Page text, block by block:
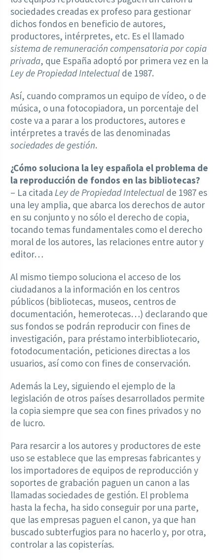
sociedades creadas ex profeso para gestionar
dichos fondos en beneficio de autores,
productores, intérpretes, etc. Es el llamado
sistema de remuneración compensatoria por copia
privada, que España adoptó por primera vez en la
Ley de Propiedad Intelectual de 1987.
Así, cuando compramos un equipo de vídeo, o de
música, o una fotocopiadora, un porcentaje del
coste va a parar a los productores, autores e
intérpretes a través de las denominadas
sociedades de gestión.
¿Cómo soluciona la ley española el problema de
la reproducción de fondos en las bibliotecas?
– La citada Ley de Propiedad Intelectual de 1987 es
una ley amplia, que abarca los derechos de autor
en su conjunto y no sólo el derecho de copia,
tocando temas fundamentales como el derecho
moral de los autores, las relaciones entre autor y
editor…
Al mismo tiempo soluciona el acceso de los
ciudadanos a la información en los centros
públicos (bibliotecas, museos, centros de
documentación, hemerotecas…) declarando que
sus fondos se podrán reproducir con fines de
investigación, para préstamo interbibliotecario,
fotodocumentación, peticiones directas a los
usuarios, así como con fines de conservación.
Además la Ley, siguiendo el ejemplo de la
legislación de otros países desarrollados permite
la copia siempre que sea con fines privados y no
de lucro.
Para resarcir a los autores y productores de este
uso se establece que las empresas fabricantes y
los importadores de equipos de reproducción y
soportes de grabación paguen un canon a las
llamadas sociedades de gestión. El problema
hasta la fecha, ha sido conseguir por una parte,
que las empresas paguen el canon, ya que han
buscado subterfugios para no hacerlo y, por otra,
controlar a las copisterías.